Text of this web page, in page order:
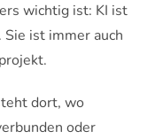
wichtig ist: KI ist
ist immer auch
dort, wo
oder